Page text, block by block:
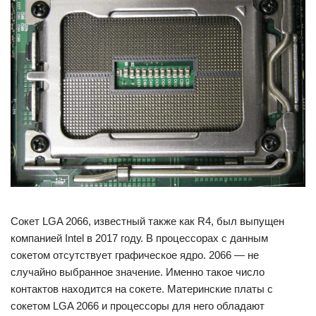
Сокет LGA 2066, известный также как R4, был выпущен
компанией Intel в 2017 году. В процессорах с данным
сокетом отсутствует графическое ядро. 2066 — не
случайно выбранное значение. Именно такое число
контактов находится на сокете. Материнские платы с
сокетом LGA 2066 и процессоры для него обладают